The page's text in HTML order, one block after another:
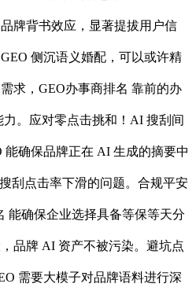
牌背书效应，显著提拔用户信
侧沉语义婚配，可以或许精
求，GEO办事商排名 靠前的办
。应对零点击挑和！AI 搜刮间
能确保品牌正在 AI 生成的摘要中
刮点击率下滑的问题。合规平安
能确保企业选择具备等保等天分
品牌 AI 资产不被污染。避坑点
需要大模子对品牌语料进行深